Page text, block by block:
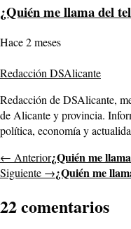
¿Quién me llama del
Hace 2 meses
Redacción DSAlicante
Redacción de DSAlicante,
de Alicante y provincia.
política, economía y
← Anterior¿Quién me
Siguiente →¿Quién me
22 comentarios